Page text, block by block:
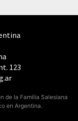
123
de la Familia Salesiana
en Argentina.